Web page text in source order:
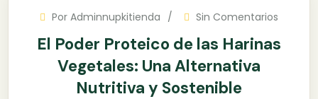
Por Adminnupkitienda Sin Comentarios
El Poder Proteico de las Harinas
Vegetales: Una Alternativa
Nutritiva y Sostenible